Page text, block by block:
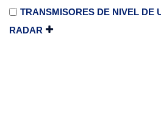
TRANSMISORES DE NIVEL DE
RADAR